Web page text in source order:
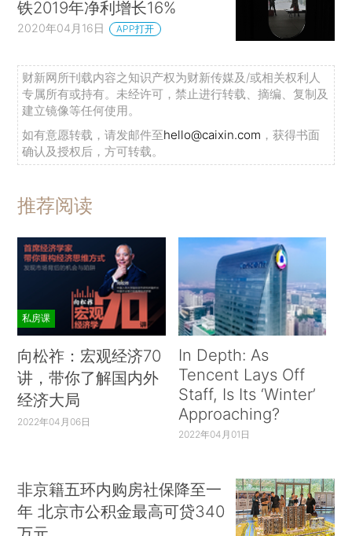
铁2019年净利增长16%
2020年04月16日 APP打开
财新网所刊载内容之知识产权为财新传媒及/或相关权利人
专属所有或持有。未经许可，禁止进行转载、摘编、复制及
建立镜像等任何使用。
如有意愿转载，请发邮件至hello@caixin.com ，获得书面
确认及授权后，方可转载。
推荐阅读
私房课
向松祚：宏观经济70
讲，带你了解国内外
经济大局
2022年04月06日
In Depth: As
Tencent Lays Off
Staff, Is Its ‘Winter’
Approaching?
2022年04月01日
非京籍五环内购房社保降至一
年 北京市公积金最高可贷340